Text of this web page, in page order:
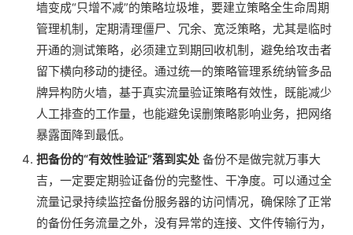
墙变成“只增不减”的策略垃圾堆，要建立策略全生命周期
管理机制，定期清理僵尸、冗余、宽泛策略，尤其是临时
开通的测试策略，必须建立到期回收机制，避免给攻击者
留下横向移动的捷径。通过统一的策略管理系统纳管多品
牌异构防火墙，基于真实流量验证策略有效性，既能减少
人工排查的工作量，也能避免误删策略影响业务，把网络
暴露面降到最低。
把备份的“有效性验证”落到实处 备份不是做完就万事大
吉，一定要定期验证备份的完整性、干净度。可以通过全
流量记录持续监控备份服务器的访问情况，确保除了正常
的备份任务流量之外，没有异常的连接、文件传输行为，